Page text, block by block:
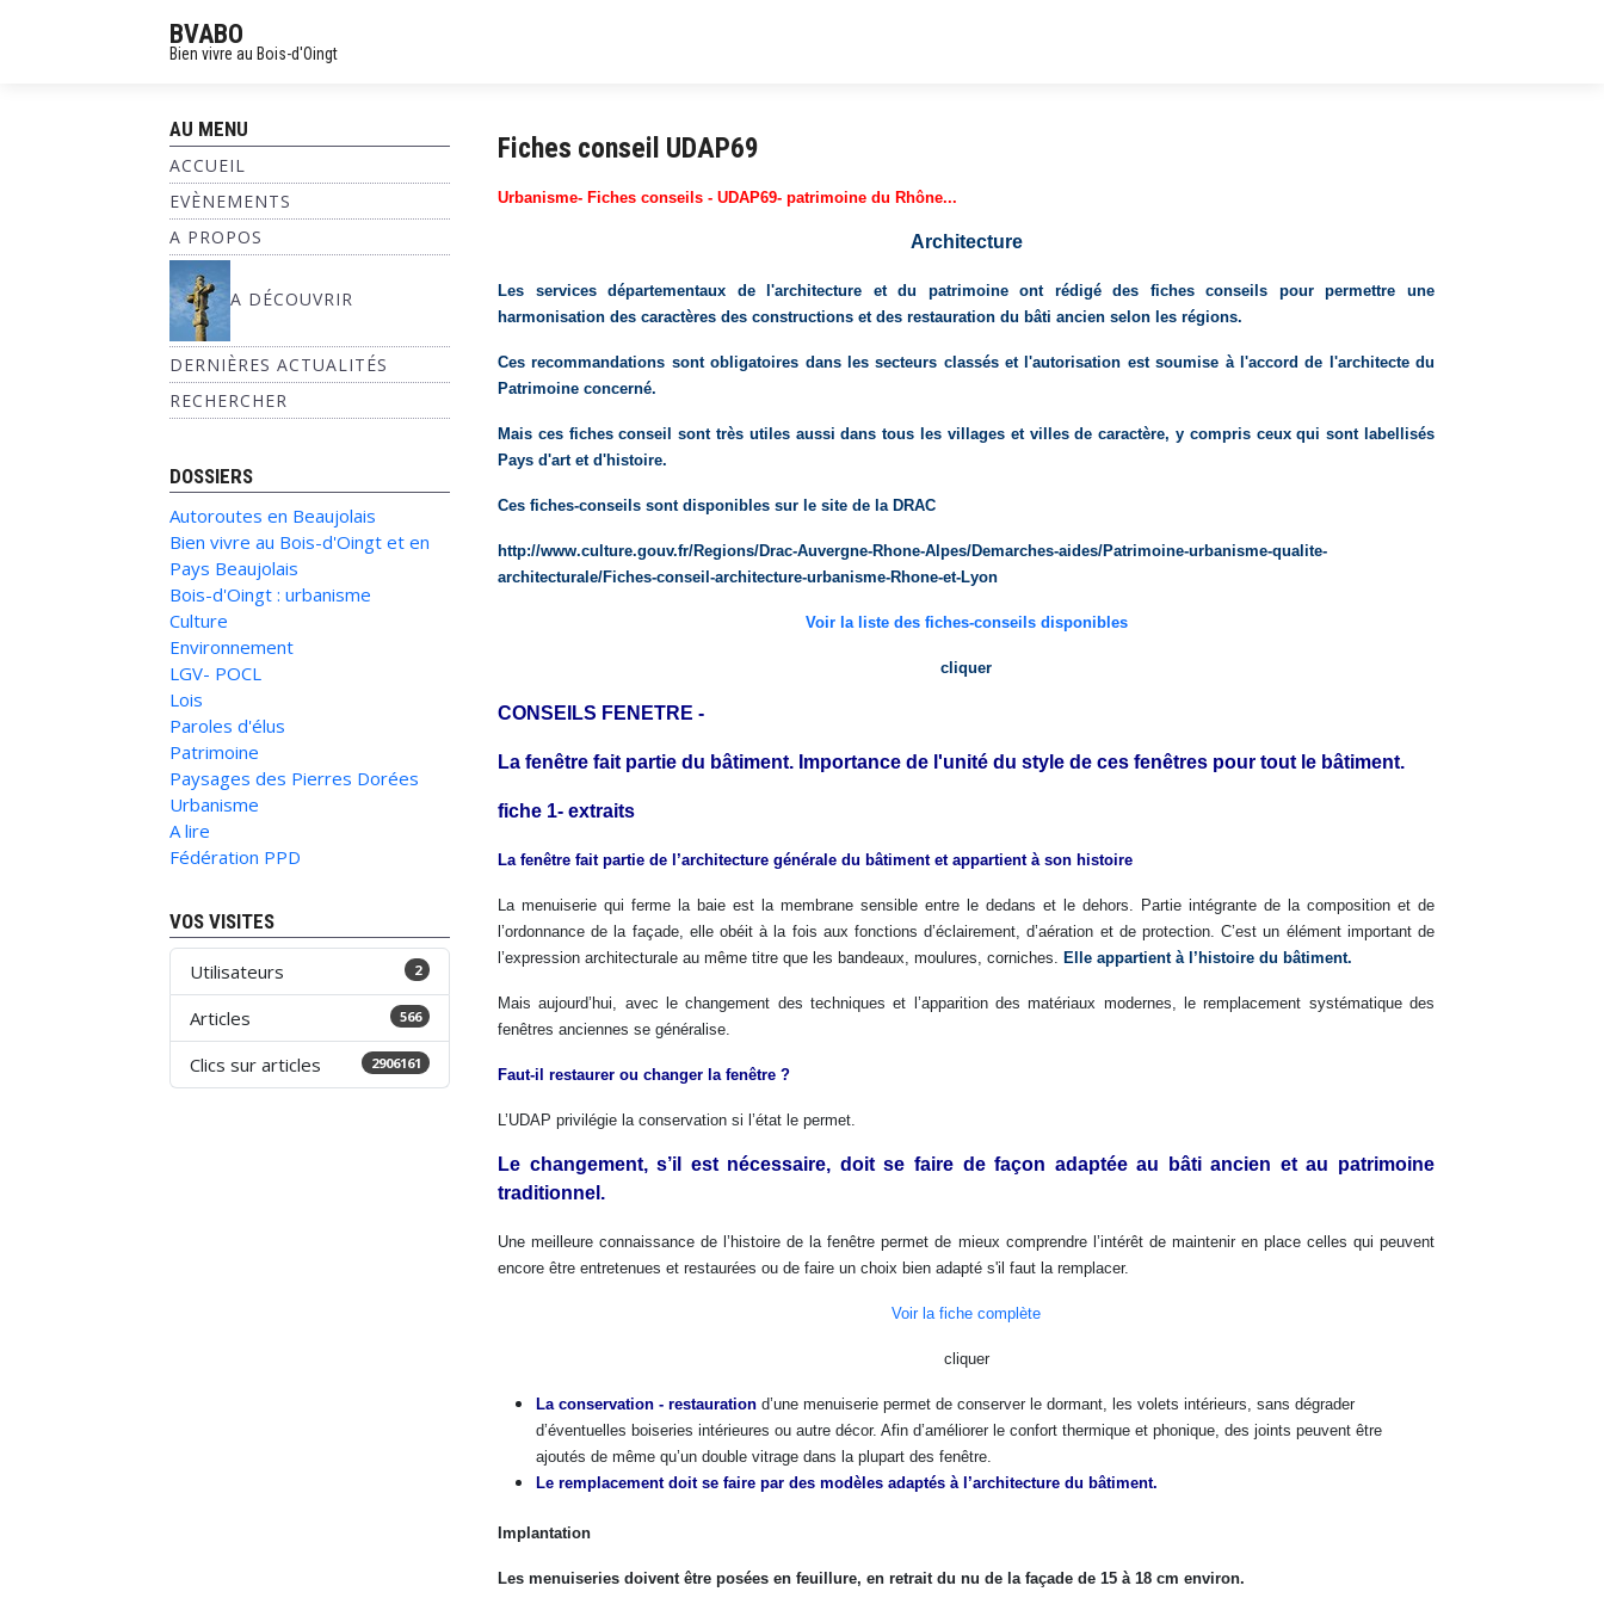
BVABO
Bien vivre au Bois-d'Oingt
AU MENU
ACCUEIL
EVÈNEMENTS
A PROPOS
A DÉCOUVRIR
DERNIÈRES ACTUALITÉS
RECHERCHER
DOSSIERS
Autoroutes en Beaujolais
Bien vivre au Bois-d'Oingt et en
Pays Beaujolais
Bois-d'Oingt : urbanisme
Culture
Environnement
LGV- POCL
Lois
Paroles d'élus
Patrimoine
Paysages des Pierres Dorées
Urbanisme
A lire
Fédération PPD
VOS VISITES
Utilisateurs 2
Articles 566
Clics sur articles 2906161
Fiches conseil UDAP69
Urbanisme- Fiches conseils - UDAP69- patrimoine du Rhône...
Architecture
Les services départementaux de l'architecture et du patrimoine ont rédigé des fiches conseils pour permettre une
harmonisation des caractères des constructions et des restauration du bâti ancien selon les régions.
Ces recommandations sont obligatoires dans les secteurs classés et l'autorisation est soumise à l'accord de l'architecte du
Patrimoine concerné.
Mais ces fiches conseil sont très utiles aussi dans tous les villages et villes de caractère, y compris ceux qui sont labellisés
Pays d'art et d'histoire.
Ces fiches-conseils sont disponibles sur le site de la DRAC
http://www.culture.gouv.fr/Regions/Drac-Auvergne-Rhone-Alpes/Demarches-aides/Patrimoine-urbanisme-qualite-
architecturale/Fiches-conseil-architecture-urbanisme-Rhone-et-Lyon
Voir la liste des fiches-conseils disponibles
cliquer
CONSEILS FENETRE -
La fenêtre fait partie du bâtiment. Importance de l'unité du style de ces fenêtres pour tout le bâtiment.
fiche 1- extraits
La fenêtre fait partie de l’architecture générale du bâtiment et appartient à son histoire
La menuiserie qui ferme la baie est la membrane sensible entre le dedans et le dehors. Partie intégrante de la composition et de
l’ordonnance de la façade, elle obéit à la fois aux fonctions d’éclairement, d’aération et de protection. C’est un élément important de
l’expression architecturale au même titre que les bandeaux, moulures, corniches. Elle appartient à l’histoire du bâtiment.
Mais aujourd’hui, avec le changement des techniques et l’apparition des matériaux modernes, le remplacement systématique des
fenêtres anciennes se généralise.
Faut-il restaurer ou changer la fenêtre ?
L’UDAP privilégie la conservation si l’état le permet.
Le changement, s’il est nécessaire, doit se faire de façon adaptée au bâti ancien et au patrimoine
traditionnel.
Une meilleure connaissance de l’histoire de la fenêtre permet de mieux comprendre l’intérêt de maintenir en place celles qui peuvent
encore être entretenues et restaurées ou de faire un choix bien adapté s'il faut la remplacer.
Voir la fiche complète
cliquer
La conservation - restauration d’une menuiserie permet de conserver le dormant, les volets intérieurs, sans dégrader
d’éventuelles boiseries intérieures ou autre décor. Afin d’améliorer le confort thermique et phonique, des joints peuvent être
ajoutés de même qu’un double vitrage dans la plupart des fenêtre.
Le remplacement doit se faire par des modèles adaptés à l’architecture du bâtiment.
Implantation
Les menuiseries doivent être posées en feuillure, en retrait du nu de la façade de 15 à 18 cm environ.